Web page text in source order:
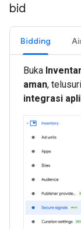
bid
Bidding
Buka
aman, telusuri
integrasi